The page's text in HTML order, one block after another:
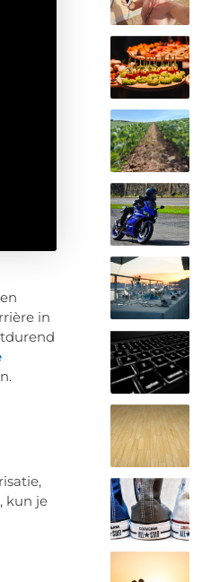
in
kun je